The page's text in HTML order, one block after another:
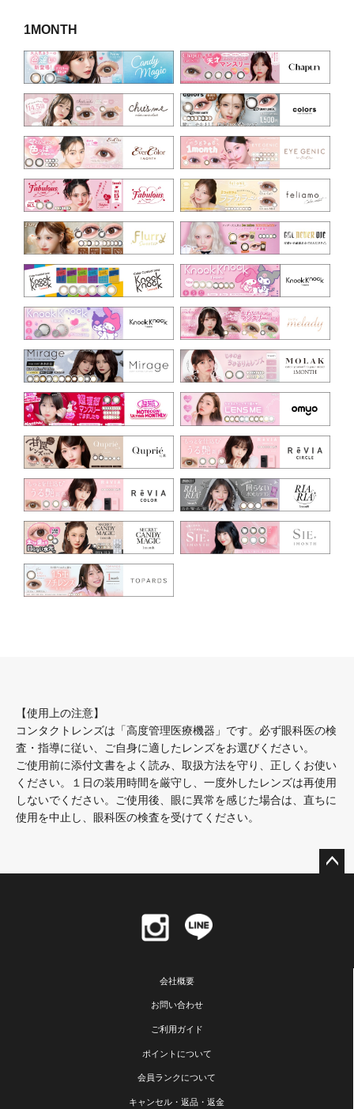
1MONTH
【使用上の注意】
コンタクトレンズは「高度管理医療機器」です。必ず眼科医の検
査・指導に従い、ご自身に適したレンズをお選びください。
ご使用前に添付文書をよく読み、取扱方法を守り、正しくお使い
ください。１日の装用時間を厳守し、一度外したレンズは再使用
しないでください。ご使用後、眼に異常を感じた場合は、直ちに
使用を中止し、眼科医の検査を受けてください。
会社概要
お問い合わせ
ご利用ガイド
ポイントについて
会員ランクについて
キャンセル・返品・返金